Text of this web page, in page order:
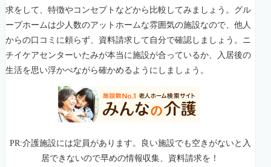
求をして、特徴やコンセプトなどから比較してみましょう。グル
ープホームは少人数のアットホームな雰囲気の施設なので、他人
からの口コミに頼らず、資料請求して自分で確認しましょう。ニ
チイケアセンターいたみが本当に施設が合っているか、入居後の
生活を思い浮かべながら確かめるようにしましょう。
PR:介護施設には定員があります。良い施設でも空きがないと入
居できないので早めの情報収集、資料請求を！